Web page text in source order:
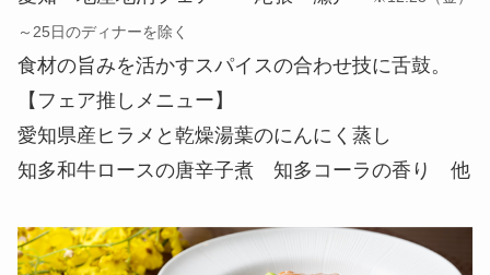
～25日のディナーを除く
食材の旨みを活かすスパイスの合わせ技に舌鼓。
【フェア推しメニュー】
愛知県産ヒラメと乾燥湯葉のにんにく蒸し
知多和牛ロースの唐辛子煮 知多コーラの香り 他